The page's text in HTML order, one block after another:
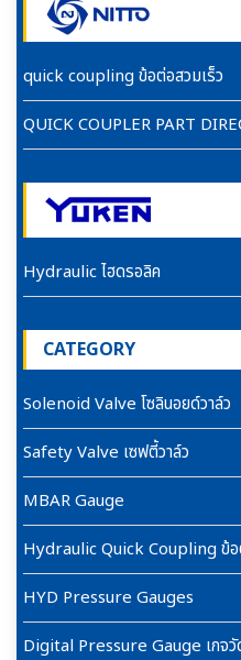
quick coupling ข้อต่อสวมเร็ว
QUICK COUPLER PART
Hydraulic ไฮดรอลิค
CATEGORY
Solenoid Valve โซลินอยด์วาล์ว
Safety Valve เซฟตี้วาล์ว
MBAR Gauge
Hydraulic Quick Coupling ข้อ
HYD Pressure Gauges
Digital Pressure Gauge เกจ